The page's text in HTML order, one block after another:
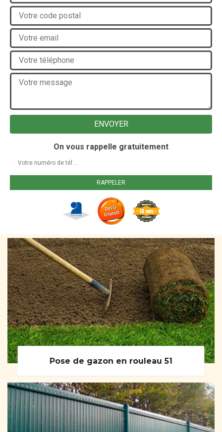
On vous rappelle gratuitement
Pose de gazon en rouleau 51